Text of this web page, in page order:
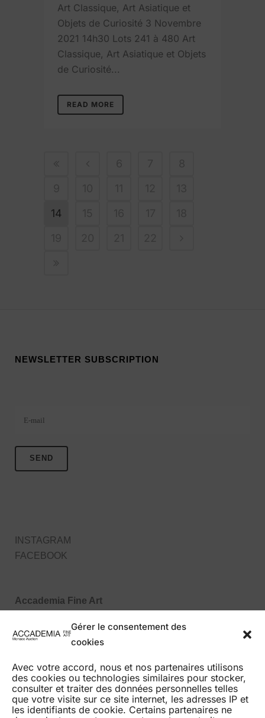
Gérer le consentement des
cookies
Avec votre accord, nous et nos partenaires utilisons
des cookies ou technologies similaires pour stocker,
consulter et traiter des données personnelles telles
que votre visite sur ce site internet, les adresses IP et
les identifiants de cookie. Certains partenaires ne
Art Classique, Art Asiatique et
Objets de Curiosité 3 Novembre
2021 14h30 Lots 241 à 480 Art
Classique, Art Asiatique et Objets
de Curiosité...
READ MORE
14
NEWSLETTER SUBSCRIPTION
INSTAGRAM
FACEBOOK
Accademia Fine Art
98000 Monaco MC
Tel : +377 99 99 86 70